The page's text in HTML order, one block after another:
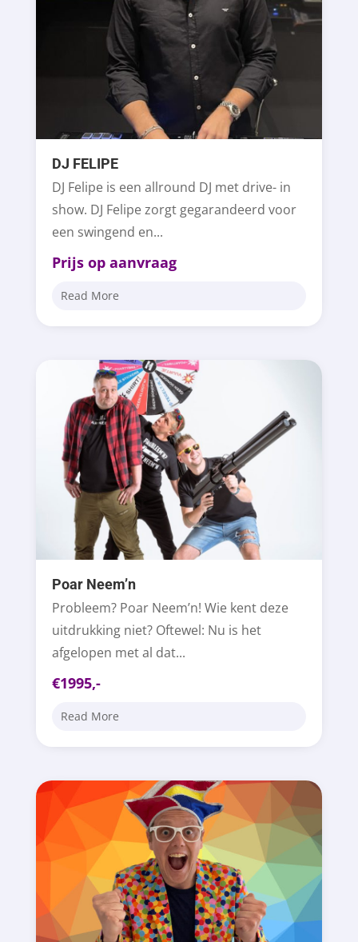
DJ FELIPE
DJ Felipe is een allround DJ met drive- in
show. DJ Felipe zorgt gegarandeerd voor
een swingend en...
Prijs op aanvraag
Read More
Poar Neem’n
Probleem? Poar Neem’n! Wie kent deze
uitdrukking niet? Oftewel: Nu is het
afgelopen met al dat...
€1995,-
Read More